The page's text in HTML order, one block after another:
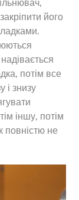
його
потім все
і знизу
іншу, потім
повністю не